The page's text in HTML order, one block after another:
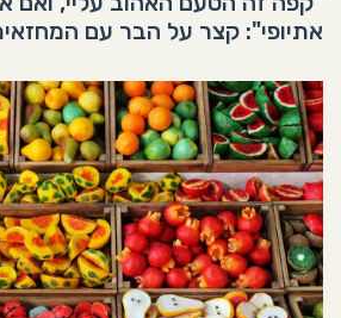
אתיופי": קצר על הבר עם